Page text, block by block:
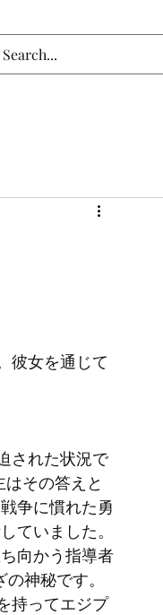
主日礼拝（YouTube）
その答えと
争に慣れた勇
ていました。
向かう指導者
神秘です。
持ってエジプ